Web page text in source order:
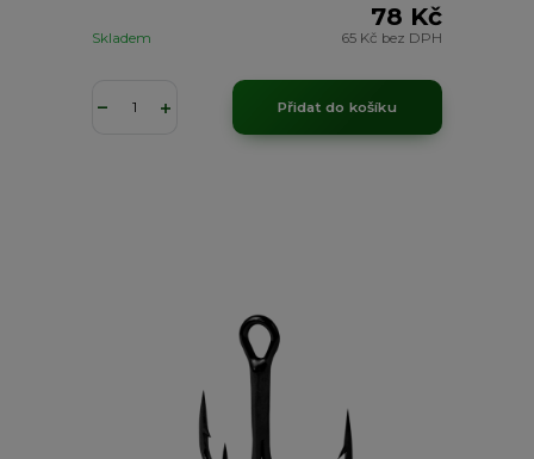
78 Kč
65 Kč bez DPH
Skladem
Přidat do košíku